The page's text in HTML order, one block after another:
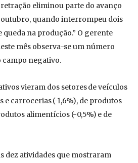
retração eliminou parte do avanço
quando interrompeu dois
queda na produção.” O gerente
mês observa-se um número
campo negativo.
vieram dos setores de veículos
e carrocerias (-1,6%), de produtos
alimentícios (-0,5%) e de
dez atividades que mostraram